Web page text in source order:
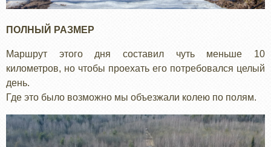
ПОЛНЫЙ РАЗМЕР
Маршрут этого дня составил чуть меньше 10
километров, но чтобы проехать его потребовался целый
день.
Где это было возможно мы объезжали колею по полям.